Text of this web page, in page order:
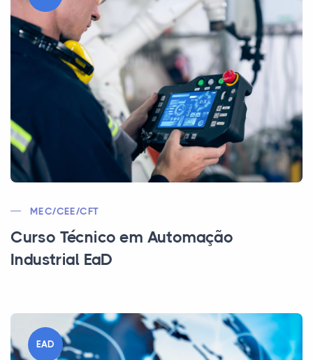
MEC/CEE/CFT
Curso Técnico em Automação
Industrial EaD
EAD